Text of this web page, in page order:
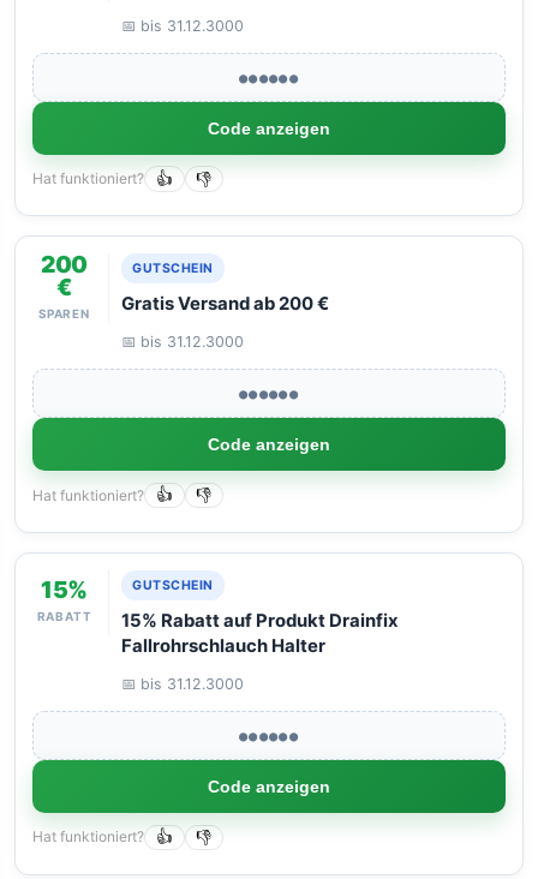
📅 bis 31.12.3000
●●●●●●
Code anzeigen
Hat funktioniert? 👍 👎
200
€
SPAREN
GUTSCHEIN
Gratis Versand ab 200 €
📅 bis 31.12.3000
●●●●●●
Code anzeigen
Hat funktioniert? 👍 👎
15%
RABATT
GUTSCHEIN
15% Rabatt auf Produkt Drainfix
Fallrohrschlauch Halter
📅 bis 31.12.3000
●●●●●●
Code anzeigen
Hat funktioniert? 👍 👎